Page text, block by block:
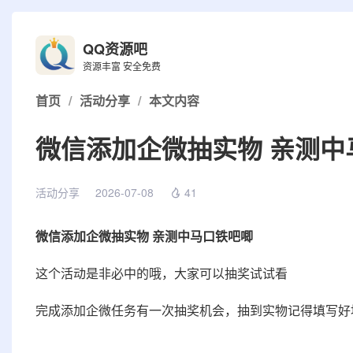
QQ资源吧
资源丰富 安全免费
首页 / 活动分享 / 本文内容
微信添加企微抽实物 亲测
活动分享 2026-07-08 41
微信添加企微抽实物 亲测中马口铁吧唧
这个活动是非必中的哦，大家可以抽奖试试看
完成添加企微任务有一次抽奖机会，抽到实物记得填写